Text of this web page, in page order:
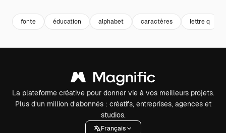
fonte éducation alphabet caractères lettre q
La plateforme créative pour donner vie à vos meilleurs projets.
Plus d’un million d’abonnés : créatifs, entreprises, agences et
studios.
Français